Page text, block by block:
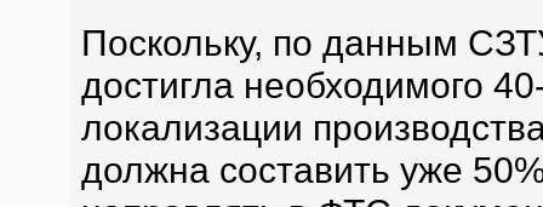
Поскольку, по данным
достигла необходимого
локализации
должна составить уже